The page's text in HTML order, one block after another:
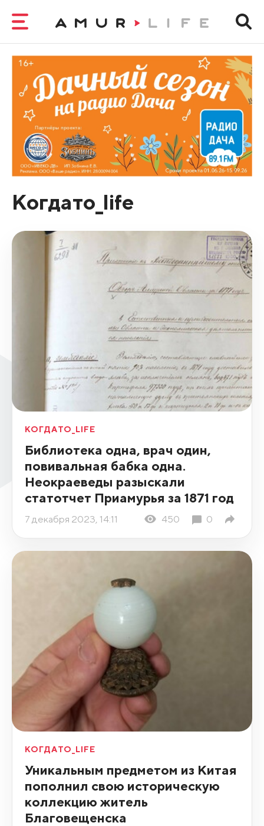
Когдато_life
КОГДАТО_LIFE
Библиотека одна, врач один,
повивальная бабка одна.
Неокраеведы разыскали
статотчет Приамурья за 1871 год
7 декабря 2023, 14:11 450 0
КОГДАТО_LIFE
Уникальным предметом из Китая
пополнил свою историческую
коллекцию житель
Благовещенска